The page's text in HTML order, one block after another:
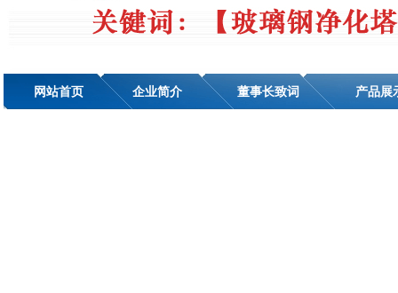
网站首页 企业简介 董事长致词 产品展